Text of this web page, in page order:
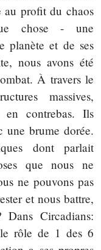
au profit du chaos
chose - une
planète et de ses
nous avons été
À travers le
massives,
en contrebas. Ils
une brume dorée.
dont parlait
que nous ne
ne pouvons pas
et nous battre,
Circadians:
rôle de 1 des 6